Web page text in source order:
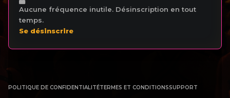
Aucune fréquence inutile. Désinscription en tout
temps.
Se désinscrire
POLITIQUE DE CONFIDENTIALITÉTERMES ET CONDITIONSSUPPORT